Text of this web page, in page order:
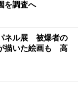
を調査へ
ネル展 被爆者の
描いた絵画も 高